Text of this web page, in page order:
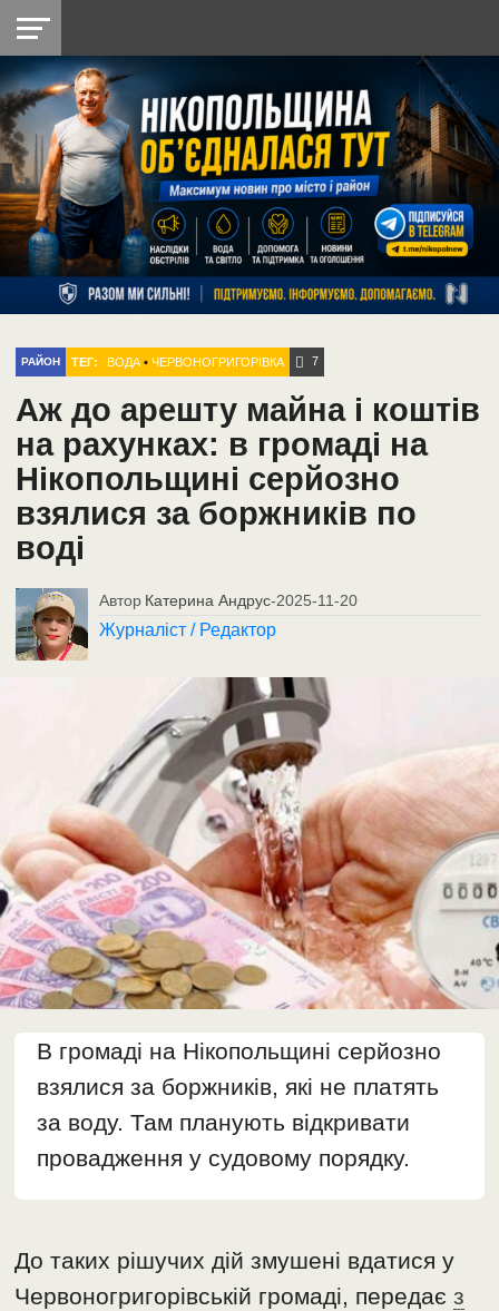
НІКОПОЛЬ
РАЙОН
СІЧЕСЛАВСЬКА
УКРАЇНА
РЕТРО
НІКОПОЛЬ
ЛАЙТ
УКРАЇНА
ДОПОМОГА
РАДІО
РАЙОН ТЕГ: ВОДА •ЧЕРВОНОГРИГОРІВКА 7
Аж до арешту майна і коштів
на рахунках: в громаді на
Нікопольщині серйозно
взялися за боржників по
воді
Автор Катерина Андрус-2025-11-20
Журналіст / Редактор
В громаді на Нікопольщині серйозно
взялися за боржників, які не платять
за воду. Там планують відкривати
провадження у судовому порядку.
До таких рішучих дій змушені вдатися у
Червоногригорівській громаді, передаєз